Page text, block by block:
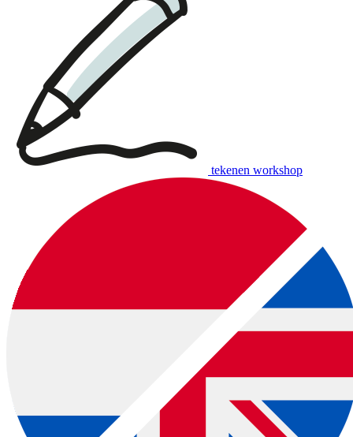
tekenen workshop